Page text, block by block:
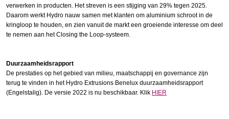
verwerken in producten. Het streven is een stijging van 29% tegen 2025.
Daarom werkt Hydro nauw samen met klanten om aluminium schroot in de
kringloop te houden, en zien vanuit de markt een groeiende interesse om deel
te nemen aan het Closing the Loop-systeem.
Duurzaamheidsrapport
De prestaties op het gebied van milieu, maatschappij en governance zijn
terug te vinden in het Hydro Extrusions Benelux duurzaamheidsrapport
(Engelstalig). De versie 2022 is nu beschikbaar. Klik HIER